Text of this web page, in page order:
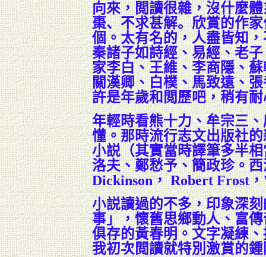
向來，閲讀很雜，沒什麼
棗、不求甚解。欣賞的作
個。太有名的，人盡皆知，
秦諸子如詩經、易經、老
家李白、王維、李商隱、
關漢卿、白樸、馬致遠、
許是年歲和閲歷吧，稍有
年輕時看熊十力、牟宗三
懂。那時流行志文出版社
小説（其實當時譯筆多半
洛夫、鄭愁予、簡政珍。
Dickinson，Robert Frost，
小説讀過的不多，印象深
事」，懷舊思鄉動人、富
俱存的黃春明。文字凝練
我初次閲讀就特別激賞的鍾